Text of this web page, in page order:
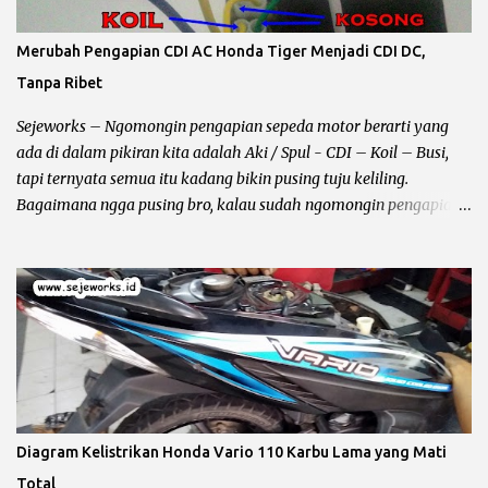
kalau spul ini rusak atau terbakar maka pengaruhnya aki akan
ngedrop sampai habis 2 -3 kali, bahkan kalau ganti kiprok pun
akan tetap sama Karena problemnya ada pada lilitan spul. Cara
mengeceknya bisa dilihat kondisi fisik biasanya terbakar, atau
lilitan kawat putus, untuk pengecekan secara akurat tanpa
bongkar...
Merubah Pengapian CDI AC Honda Tiger Menjadi CDI DC,
Tanpa Ribet
Sejeworks – Ngomongin pengapian sepeda motor berarti yang
ada di dalam pikiran kita adalah Aki / Spul - CDI – Koil – Busi,
tapi ternyata semua itu kadang bikin pusing tuju keliling.
Bagaimana ngga pusing bro, kalau sudah ngomongin pengapian
lebih jauh harus diingat hal yang lagi dibahas itu masalah
pengapian bukan penerangan, karena kadang ada bro yang
bingung jadi gua perjelas dan pertajam setajam silet baru beli.
Pengapian berhubungan dengan CDI dan busi sementara
penerangan berhubungan dengan kiprok dan lampu depan. Jalur
CDI Honda Megapro Primus atau Suzuki Shogun 110 Pengapian
Sepeda Motor Dibagi Menjadi 3 Yaitu : Pengapian AC (Alternative
Current) Pengapian AC alias CDI bolak – balik adalah pengapian
Diagram Kelistrikan Honda Vario 110 Karbu Lama yang Mati
Total